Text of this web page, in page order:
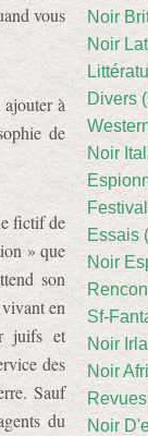
vous
à
de
fictif de
» que
son
en
juifs et
des
Sauf
du
Noir
Noir
Divers
Noir
Essais
Noir
Sf-
Noir
Noir
Noir